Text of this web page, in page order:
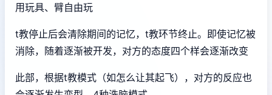
用玩具、臂自由玩
t教停止后会清除期间的记忆，t教环节终止。即使记忆被
消除，随着逐渐被开发，对方的态度四个样会逐渐改变
此部，根据t教模式（如怎么让其起飞），对方的反应也